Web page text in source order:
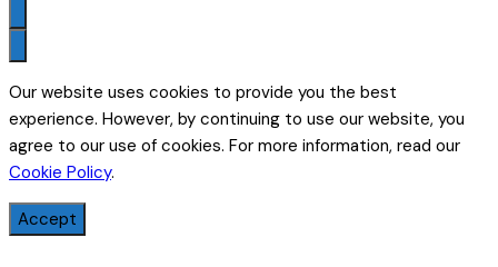
Our website uses cookies to provide you the best
experience. However, by continuing to use our website, you
agree to our use of cookies. For more information, read our
Cookie Policy.
Accept